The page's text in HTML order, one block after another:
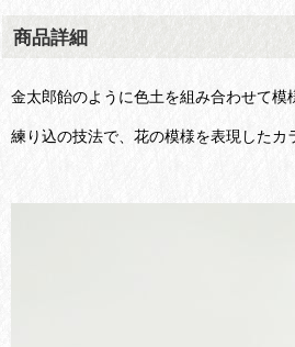
商品詳細
金太郎飴のように色土を組み合わせて模
練り込の技法で、花の模様を表現したカ